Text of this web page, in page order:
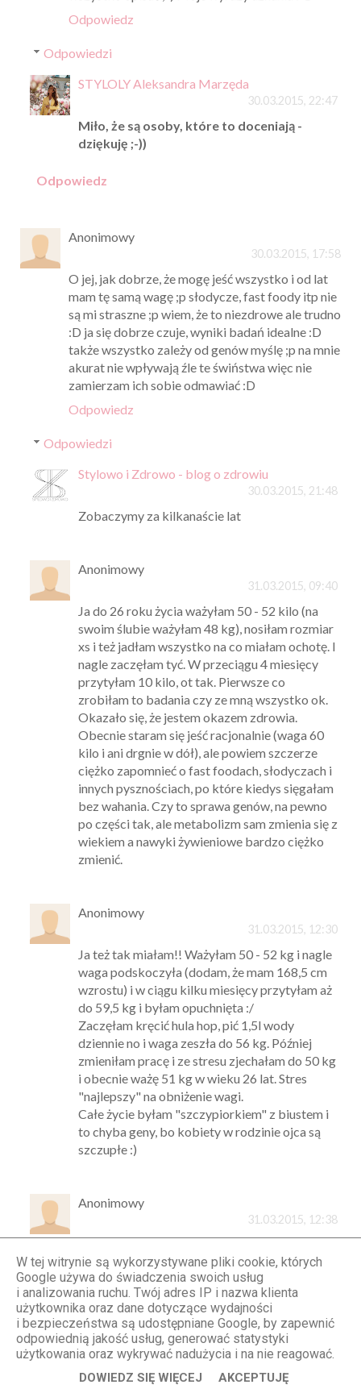
Odpowiedz
Odpowiedzi
STYLOLY Aleksandra Marzęda
30.03.2015, 22:47
Miło, że są osoby, które to doceniają -
dziękuję ;-))
Odpowiedz
Anonimowy
30.03.2015, 17:58
O jej, jak dobrze, że mogę jeść wszystko i od lat
mam tę samą wagę ;p słodycze, fast foody itp nie
są mi straszne ;p wiem, że to niezdrowe ale trudno
:D ja się dobrze czuje, wyniki badań idealne :D
także wszystko zależy od genów myślę ;p na mnie
akurat nie wpływają źle te świństwa więc nie
zamierzam ich sobie odmawiać :D
Odpowiedz
Odpowiedzi
Stylowo i Zdrowo - blog o zdrowiu
30.03.2015, 21:48
Zobaczymy za kilkanaście lat
Anonimowy
31.03.2015, 09:40
Ja do 26 roku życia ważyłam 50 - 52 kilo (na
swoim ślubie ważyłam 48 kg), nosiłam rozmiar
xs i też jadłam wszystko na co miałam ochotę. I
nagle zaczęłam tyć. W przeciągu 4 miesięcy
przytyłam 10 kilo, ot tak. Pierwsze co
zrobiłam to badania czy ze mną wszystko ok.
Okazało się, że jestem okazem zdrowia.
Obecnie staram się jeść racjonalnie (waga 60
kilo i ani drgnie w dół), ale powiem szczerze
ciężko zapomnieć o fast foodach, słodyczach i
innych pysznościach, po które kiedys sięgałam
bez wahania. Czy to sprawa genów, na pewno
po części tak, ale metabolizm sam zmienia się z
wiekiem a nawyki żywieniowe bardzo ciężko
zmienić.
Anonimowy
31.03.2015, 12:30
Ja też tak miałam!! Ważyłam 50 - 52 kg i nagle
waga podskoczyła (dodam, że mam 168,5 cm
wzrostu) i w ciągu kilku miesięcy przytyłam aż
do 59,5 kg i byłam opuchnięta :/
Zaczęłam kręcić hula hop, pić 1,5l wody
dziennie no i waga zeszła do 56 kg. Później
zmieniłam pracę i ze stresu zjechałam do 50 kg
i obecnie ważę 51 kg w wieku 26 lat. Stres
"najlepszy" na obniżenie wagi.
Całe życie byłam "szczypiorkiem" z biustem i
to chyba geny, bo kobiety w rodzinie ojca są
szczupłe :)
Anonimowy
31.03.2015, 12:38
moim przypadku waga zawsze wahała się
między 54-55 kg, a po ślubie nagle w 3
miesiące przybyło mi prawie 10 kg, których za
cholerę nie mogę się pozbyć. Zdrowo się
odżywiam, pije dużo wody, ćwiczę regularnie,
badania wszystkie ok, a waga nadal
Strasznie mnie to dołuje :( Nie przypuszczałam,
W tej witrynie są wykorzystywane pliki cookie, których
Google używa do świadczenia swoich usług
i analizowania ruchu. Twój adres IP i nazwa klienta
użytkownika oraz dane dotyczące wydajności
i bezpieczeństwa są udostępniane Google, by zapewnić
odpowiednią jakość usług, generować statystyki
użytkowania oraz wykrywać nadużycia i na nie reagować.
DOWIEDZ SIĘ WIĘCEJ AKCEPTUJĘ